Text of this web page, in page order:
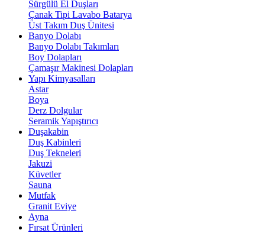
Sürgülü El Duşları
Çanak Tipi Lavabo Batarya
Üst Takım Duş Ünitesi
Banyo Dolabı
Banyo Dolabı Takımları
Boy Dolapları
Çamaşır Makinesi Dolapları
Yapı Kimyasalları
Astar
Boya
Derz Dolgular
Seramik Yapıştırıcı
Duşakabin
Duş Kabinleri
Duş Tekneleri
Jakuzi
Küvetler
Sauna
Mutfak
Granit Eviye
Ayna
Fırsat Ürünleri